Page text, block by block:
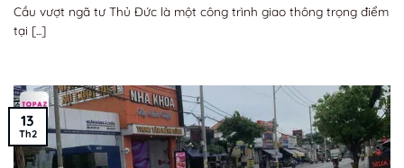
Cầu vượt ngã tư Thủ Đức là một công trình giao thông trọng điểm
tại [...]
13
Th2